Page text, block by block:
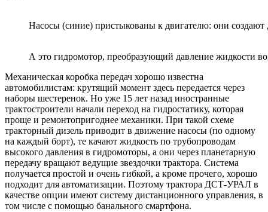
Насосы (синие) пристыкованы к двигателю: они создают
А это гидромотор, преобразующий давление жидкости
Механическая коробка передач хорошо известна
автомобилистам: крутящий момент здесь передается через
наборы шестеренок. Но уже 15 лет назад иностранные
трактостроители начали переход на гидростатику, которая
проще и ремонтопригоднее механики. При такой схеме
тракторный дизель приводит в движение насосы (по одному
на каждый борт), те качают жидкость по трубопроводам
высокого давления в гидромоторы, а они через планетарную
передачу вращают ведущие звездочки трактора. Система
получается простой и очень гибкой, а кроме прочего, хорошо
подходит для автоматизации. Поэтому трактора ДСТ-УРАЛ в
качестве опции имеют систему дистанционного управления, в
том числе с помощью банального смартфона.